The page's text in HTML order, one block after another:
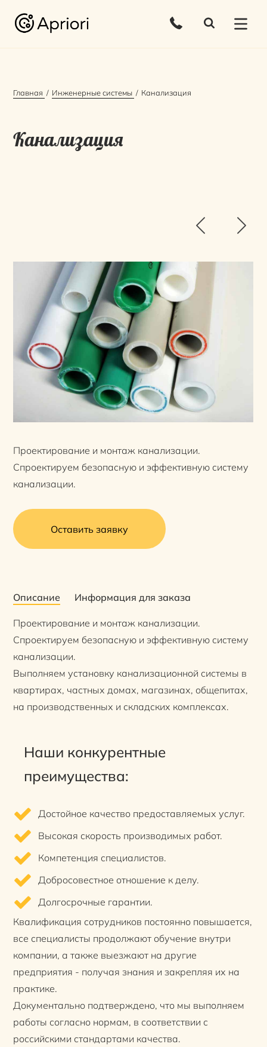
Главная Инженерные системы Канализация
Канализация
Проектирование и монтаж канализации.
Спроектируем безопасную и эффективную систему
канализации.
Оставить заявку
Описание Информация для заказа
Проектирование и монтаж канализации.
Спроектируем безопасную и эффективную систему
канализации.
Выполняем установку канализационной системы в
квартирах, частных домах, магазинах, общепитах,
на производственных и складских комплексах.
Наши конкурентные
преимущества:
Достойное качество предоставляемых услуг.
Высокая скорость производимых работ.
Компетенция специалистов.
Добросовестное отношение к делу.
Долгосрочные гарантии.
Квалификация сотрудников постоянно повышается,
все специалисты продолжают обучение внутри
компании, а также выезжают на другие
предприятия - получая знания и закрепляя их на
практике.
Документально подтверждено, что мы выполняем
работы согласно нормам, в соответствии с
российскими стандартами качества.